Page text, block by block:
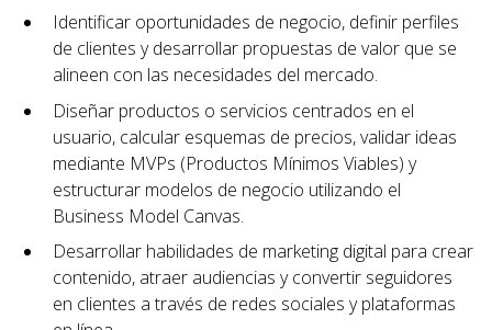
Identificar oportunidades de negocio, definir perfiles
de clientes y desarrollar propuestas de valor que se
alineen con las necesidades del mercado.
Diseñar productos o servicios centrados en el
usuario, calcular esquemas de precios, validar ideas
mediante MVPs (Productos Mínimos Viables) y
estructurar modelos de negocio utilizando el
Business Model Canvas.
Desarrollar habilidades de marketing digital para crear
contenido, atraer audiencias y convertir seguidores
en clientes a través de redes sociales y plataformas